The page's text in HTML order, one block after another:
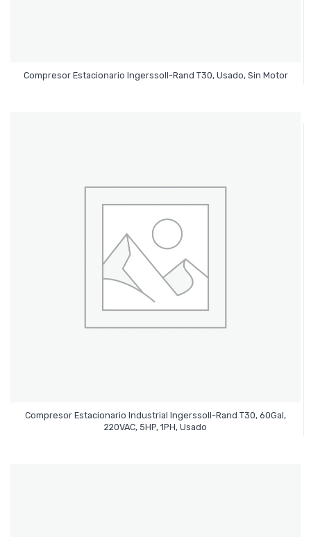
Compresor Estacionario Ingerssoll-Rand T30, Usado, Sin Motor
Compresor Estacionario Industrial Ingerssoll-Rand T30, 60Gal,
220VAC, 5HP, 1PH, Usado
Leer Más